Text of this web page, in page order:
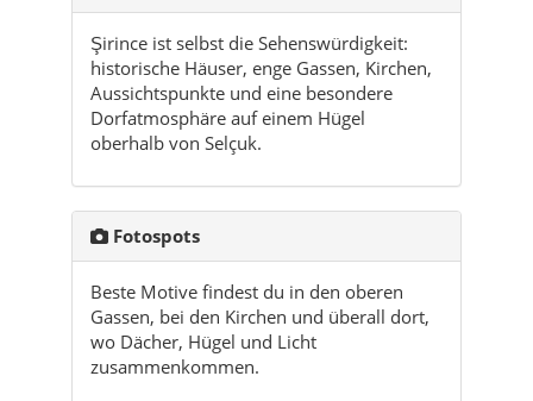
Şirince ist selbst die Sehenswürdigkeit:
historische Häuser, enge Gassen, Kirchen,
Aussichtspunkte und eine besondere
Dorfatmosphäre auf einem Hügel
oberhalb von Selçuk.
Fotospots
Beste Motive findest du in den oberen
Gassen, bei den Kirchen und überall dort,
wo Dächer, Hügel und Licht
zusammenkommen.